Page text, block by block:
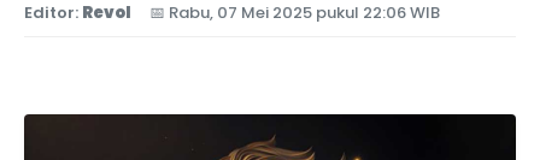
Editor: Revol 📅 Rabu, 07 Mei 2025 pukul 22:06 WIB